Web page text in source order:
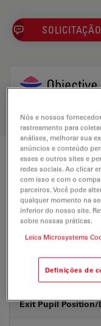
Technical Specs
Product Number
Correction Ring
Coverglass
Exit Pupil Position/
Nós e nossos
rastreamento para
análises, melhorar sua
anúncios e conteúdo
esses e outros sites e
redes sociais. Ao clicar
com isso e com o
parceiros. Você pode
qualquer momento na
inferior do nosso site.
sobre nossas práticas.
Leica Microsystems
Definições de